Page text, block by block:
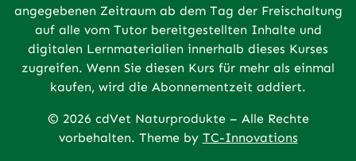
angegebenen Zeitraum ab dem Tag der Freischaltung
auf alle vom Tutor bereitgestellten Inhalte und
digitalen Lernmaterialien innerhalb dieses Kurses
zugreifen. Wenn Sie diesen Kurs für mehr als einmal
kaufen, wird die Abonnementzeit addiert.
© 2026 cdVet Naturprodukte – Alle Rechte
vorbehalten. Theme by TC-Innovations